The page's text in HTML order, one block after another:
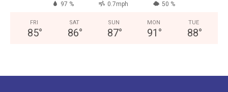
97 % 0.7mph 50 %
FRI
85°
SAT
86°
SUN
87°
MON
91 °
TUE
88°